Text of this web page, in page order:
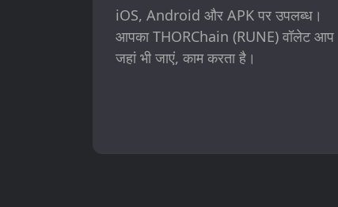
iOS, Android और APK पर उपलब्ध।
आपका THORChain (RUNE) वॉलेट आप
जहां भी जाएं, काम करता है।